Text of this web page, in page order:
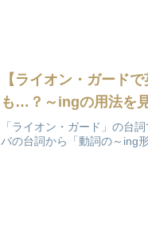
【ライオン・ガード
も…？～ingの用法を
「ライオン・ガード」の台
バの台詞から「動詞の～ing